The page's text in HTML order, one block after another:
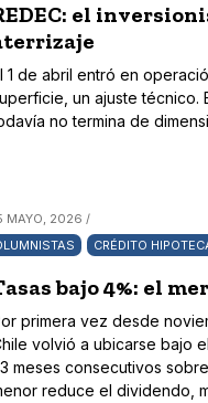
el
1 de abril entró en
un ajuste técnico.
no termina de
MAYO, 2026 /
CRÉDITO
bajo 4%: el
primera vez desde
volvió a ubicarse bajo
meses consecutivos
reduce el dividendo,